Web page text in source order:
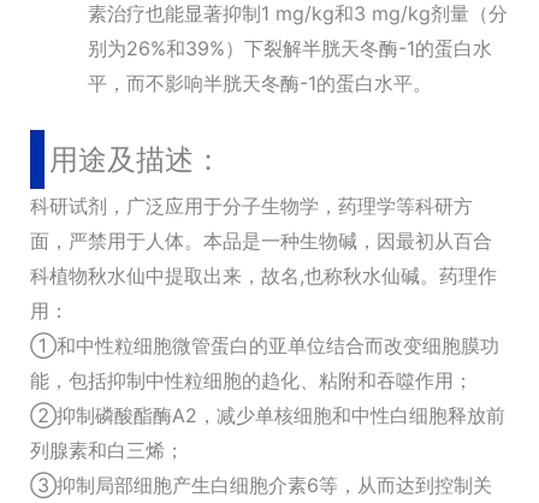
素治疗也能显著抑制1 mg/kg和3 mg/kg剂量（分
别为26%和39%）下裂解半胱天冬酶-1的蛋白水
平，而不影响半胱天冬酶-1的蛋白水平。
用途及描述：
科研试剂，广泛应用于分子生物学，药理学等科研方
面，严禁用于人体。本品是一种生物碱，因最初从百合
科植物秋水仙中提取出来，故名,也称秋水仙碱。药理作
用：
①和中性粒细胞微管蛋白的亚单位结合而改变细胞膜功
能，包括抑制中性粒细胞的趋化、粘附和吞噬作用；
②抑制磷酸酯酶A2，减少单核细胞和中性白细胞释放前
列腺素和白三烯；
③抑制局部细胞产生白细胞介素6等，从而达到控制关